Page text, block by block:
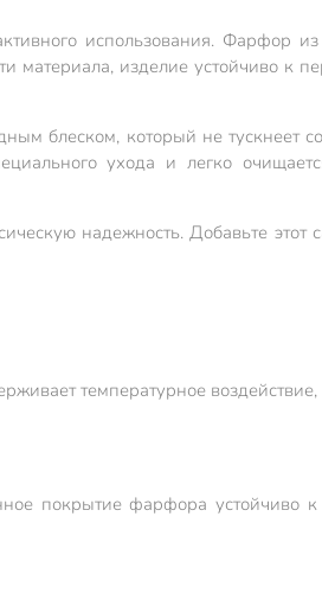
использования. Фарфор
изделие устойчиво к
блеском, который не тускнеет
ухода и легко
надежность. Добавьте этот
температурное воздействие,
покрытие фарфора устойчиво